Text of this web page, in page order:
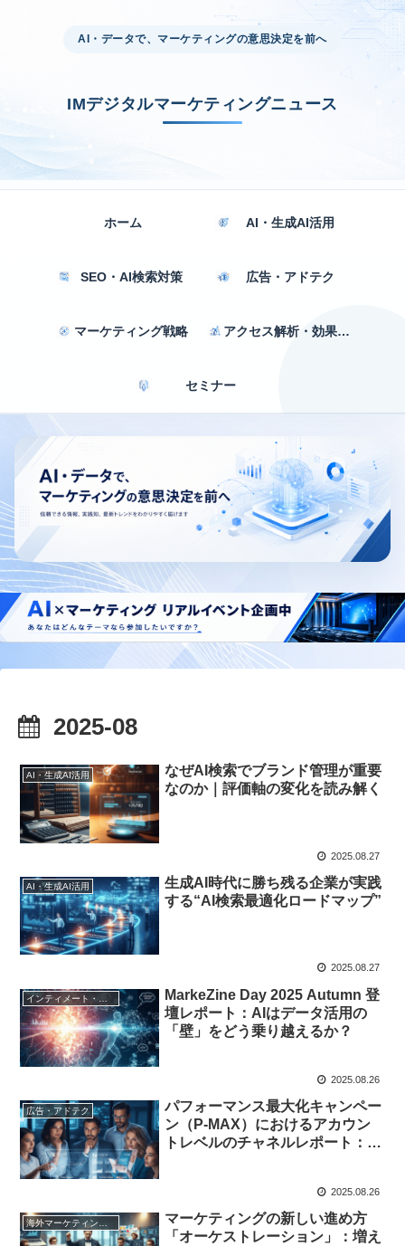
AI・データで、マーケティングの意思決定を前へ
IMデジタルマーケティングニュース
ホーム AI・生成AI活用
SEO・AI検索対策 広告・アドテク
マーケティング戦略 アクセス解析・効果測定
セミナー
2025-08
AI・生成AI活用
なぜAI検索でブランド管理が重要
なのか｜評価軸の変化を読み解く
2025.08.27
AI・生成AI活用
生成AI時代に勝ち残る企業が実践
する“AI検索最適化ロードマップ”
2025.08.27
MarkeZine Day 2025 Autumn 登
壇レポート：AIはデータ活用の
「壁」をどう乗り越えるか？
2025.08.26
広告・アドテク
パフォーマンス最大化キャンペー
ン（P-MAX）におけるアカウン
トレベルのチャネルレポート：統
2025.08.26
マーケティングの新しい進め方
「オーケストレーション」：増え